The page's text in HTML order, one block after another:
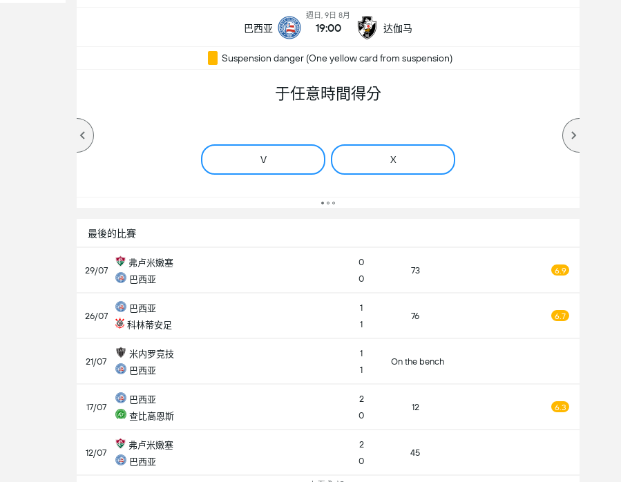
巴西亚
週日, 9日 8月
19:00 达伽马
Suspension danger (One yellow card from suspension)
于任意時間得分
V X
最後的比賽
29/07
弗卢米嫩塞
巴西亚
0
0
73 6.9
26/07
巴西亚
科林蒂安足
1
1
76 6.7
21/07
米内罗竞技
巴西亚
1
1
On the bench
17/07
巴西亚
查比高恩斯
2
0
12 6.3
12/07
弗卢米嫩塞
巴西亚
2
0
45